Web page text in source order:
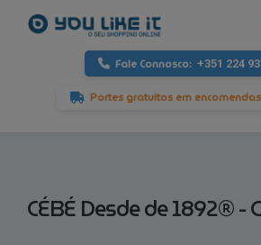
Fale Connosco: +351 224
Portes gratuitos em
CÉBÉ Desde de 1892® -